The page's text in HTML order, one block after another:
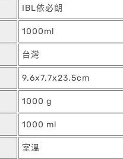
IBL依必朗
1000ml
台灣
9.6x7.7x23.5cm
1000 g
1000 ml
室溫